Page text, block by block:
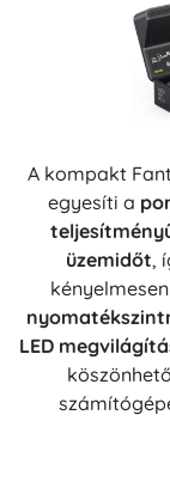
A kompakt
egyesíti a
üzemidőt,
LED